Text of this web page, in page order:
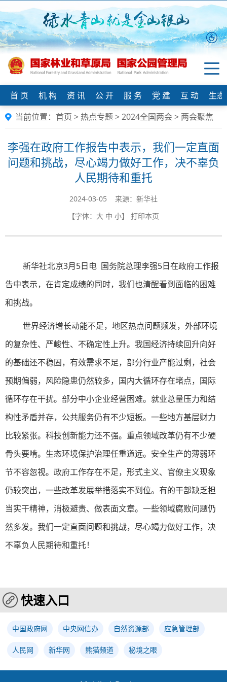
首 页 机 构 资 讯 公 开 服 务 党 建 互 动
生
当前位置： 首页 > 热点专题>2024全国两会 > 两会聚焦
李强在政府工作报告中表示，我们一定直面
问题和挑战，尽心竭力做好工作，决不辜负
人民期待和重托
2024-03-05 来源：新华社
【字体： 大 中 小】 打印本页
新华社北京3月5日电 国务院总理李强5日在政府工作报
告中表示，在肯定成绩的同时，我们也清醒看到面临的困难
和挑战。
世界经济增长动能不足，地区热点问题频发，外部环境
的复杂性、严峻性、不确定性上升。我国经济持续回升向好
的基础还不稳固，有效需求不足，部分行业产能过剩，社会
预期偏弱，风险隐患仍然较多，国内大循环存在堵点，国际
循环存在干扰。部分中小企业经营困难。就业总量压力和结
构性矛盾并存，公共服务仍有不少短板。一些地方基层财力
比较紧张。科技创新能力还不强。重点领域改革仍有不少硬
骨头要啃。生态环境保护治理任重道远。安全生产的薄弱环
节不容忽视。政府工作存在不足，形式主义、官僚主义现象
仍较突出，一些改革发展举措落实不到位。有的干部缺乏担
当实干精神，消极避责、做表面文章。一些领域腐败问题仍
然多发。我们一定直面问题和挑战，尽心竭力做好工作，决
不辜负人民期待和重托！
快速入口
中国政府网 中央网信办 自然资源部 应急管理部
人民网 新华网 熊猫频道 秘境之眼